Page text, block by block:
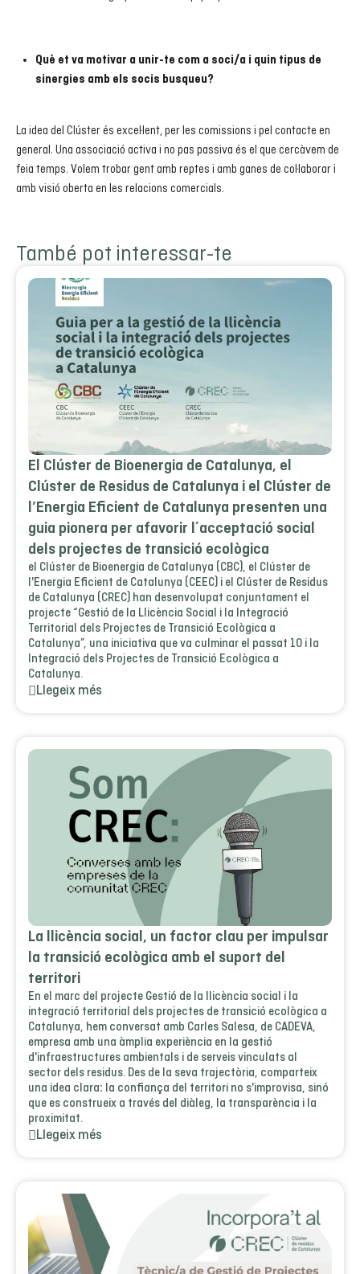
Què et va motivar a unir-te com a soci/a i quin tipus de
sinergies amb els socis busqueu?
La idea del Clúster és excel·lent, per les comissions i pel contacte en
general. Una associació activa i no pas passiva és el que cercàvem de
feia temps. Volem trobar gent amb reptes i amb ganes de col·laborar i
amb visió oberta en les relacions comercials.
També pot interessar-te
El Clúster de Bioenergia de Catalunya, el
Clúster de Residus de Catalunya i el Clúster de
l’Energia Eficient de Catalunya presenten una
guia pionera per afavorir l´acceptació social
dels projectes de transició ecològica
el Clúster de Bioenergia de Catalunya (CBC), el Clúster de
l'Energia Eficient de Catalunya (CEEC) i el Clúster de Residus
de Catalunya (CREC) han desenvolupat conjuntament el
projecte “Gestió de la Llicència Social i la Integració
Territorial dels Projectes de Transició Ecològica a
Catalunya”, una iniciativa que va culminar el passat 10 i la
Integració dels Projectes de Transició Ecològica a
Catalunya.
Llegeix més
La llicència social, un factor clau per impulsar
la transició ecològica amb el suport del
territori
En el marc del projecte Gestió de la llicència social i la
integració territorial dels projectes de transició ecològica a
Catalunya, hem conversat amb Carles Salesa, de CADEVA,
empresa amb una àmplia experiència en la gestió
d'infraestructures ambientals i de serveis vinculats al
sector dels residus. Des de la seva trajectòria, comparteix
una idea clara: la confiança del territori no s'improvisa, sinó
que es construeix a través del diàleg, la transparència i la
proximitat.
Llegeix més